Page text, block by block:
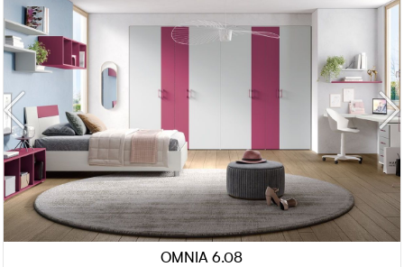
OMNIA 6.08